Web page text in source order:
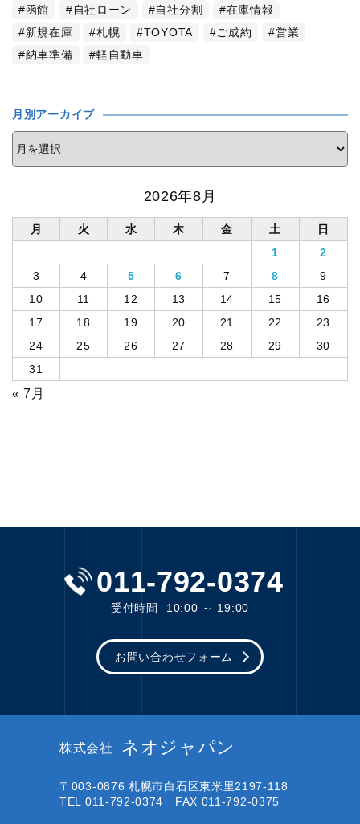
函館
自社ローン 自社分割
在庫情報
新規在庫
札幌 TOYOTA ご成約
営業
納車準備
軽自動車
月別アーカイブ
2026年8月
月 火 水 木 金 土
日
1
2
3
4 5 6 7 8
9
10
11 12 13 14 15
16
17
18 19 20 21 22
23
24
25 26 27 28 29
30
31
« 7月
011-792-0374
受付時間 10:00 ～ 19:00
お問い合わせフォーム
株式会社 ネオジャパン
〒003-0876 札幌市白石区東米里2197-118
TEL 011-792-0374 FAX 011-792-0375